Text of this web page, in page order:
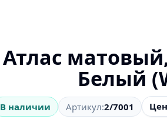
Атлас
Белый
В наличии Артикул:2/7001